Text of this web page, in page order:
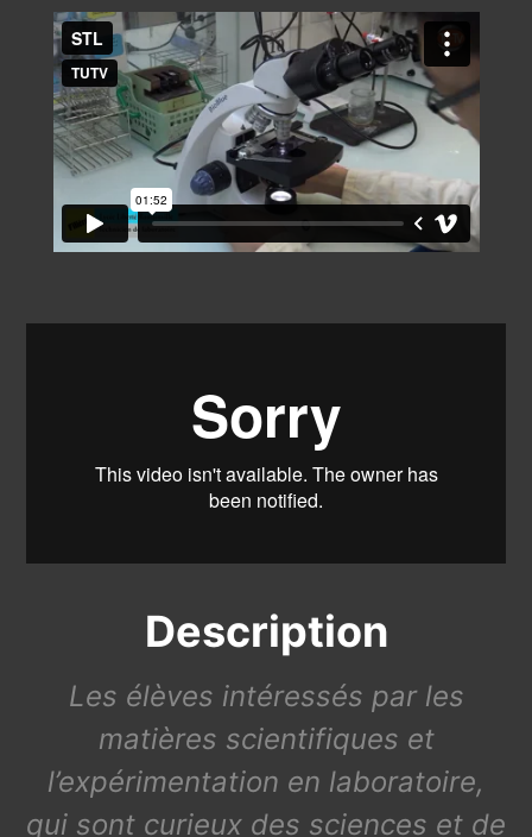
Description
Les élèves intéressés par les
matières scientifiques et
l’expérimentation en laboratoire,
qui sont curieux des sciences et de